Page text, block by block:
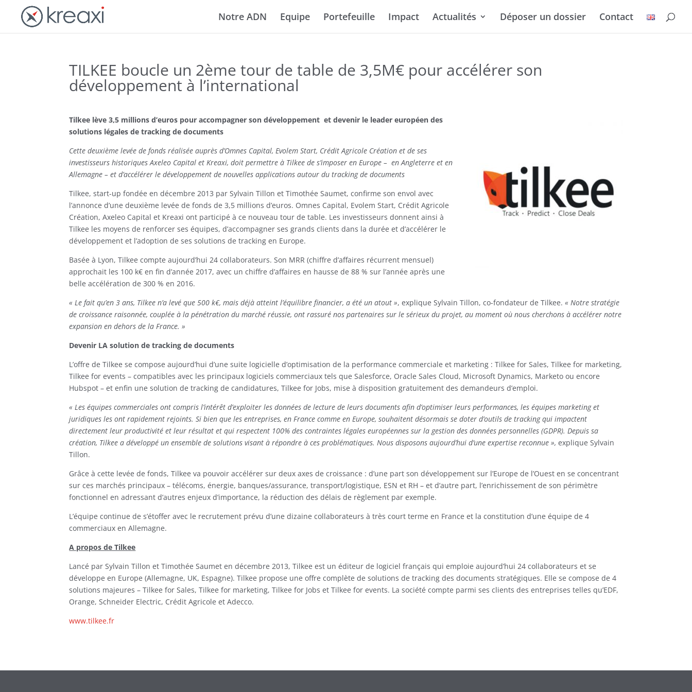
Notre ADN Equipe Portefeuille Impact Actualités Déposer un dossier Contact
TILKEE boucle un 2ème tour de table de 3,5M€ pour accélérer son
développement à l’international
Tilkee lève 3,5 millions d’euros pour accompagner son développement et devenir le leader européen des
solutions légales de tracking de documents
Cette deuxième levée de fonds réalisée auprès d’Omnes Capital, Evolem Start, Crédit Agricole Création et de ses
investisseurs historiques Axeleo Capital et Kreaxi, doit permettre à Tilkee de s’imposer en Europe – en Angleterre et en
Allemagne – et d’accélérer le développement de nouvelles applications autour du tracking de documents
Tilkee, start-up fondée en décembre 2013 par Sylvain Tillon et Timothée Saumet, confirme son envol avec
l’annonce d’une deuxième levée de fonds de 3,5 millions d’euros. Omnes Capital, Evolem Start, Crédit Agricole
Création, Axeleo Capital et Kreaxi ont participé à ce nouveau tour de table. Les investisseurs donnent ainsi à
Tilkee les moyens de renforcer ses équipes, d’accompagner ses grands clients dans la durée et d’accélérer le
développement et l’adoption de ses solutions de tracking en Europe.
Basée à Lyon, Tilkee compte aujourd’hui 24 collaborateurs. Son MRR (chiffre d’affaires récurrent mensuel)
approchait les 100 k€ en fin d’année 2017, avec un chiffre d’affaires en hausse de 88 % sur l’année après une
belle accélération de 300 % en 2016.
« Le fait qu’en 3 ans, Tilkee n’a levé que 500 k€, mais déjà atteint l’équilibre financier, a été un atout », explique Sylvain Tillon, co-fondateur de Tilkee.« Notre stratégie
de croissance raisonnée, couplée à la pénétration du marché réussie, ont rassuré nos partenaires sur le sérieux du projet, au moment où nous cherchons à accélérer notre
expansion en dehors de la France. »
Devenir LA solution de tracking de documents
L’offre de Tilkee se compose aujourd’hui d’une suite logicielle d’optimisation de la performance commerciale et marketing : Tilkee for Sales, Tilkee for marketing,
Tilkee for events – compatibles avec les principaux logiciels commerciaux tels que Salesforce, Oracle Sales Cloud, Microsoft Dynamics, Marketo ou encore
Hubspot – et enfin une solution de tracking de candidatures, Tilkee for Jobs, mise à disposition gratuitement des demandeurs d’emploi.
« Les équipes commerciales ont compris l’intérêt d’exploiter les données de lecture de leurs documents afin d’optimiser leurs performances, les équipes marketing et
juridiques les ont rapidement rejoints. Si bien que les entreprises, en France comme en Europe, souhaitent désormais se doter d’outils de tracking qui impactent
directement leur productivité et leur résultat et qui respectent 100% des contraintes légales européennes sur la gestion des données personnelles (GDPR). Depuis sa
création, Tilkee a développé un ensemble de solutions visant à répondre à ces problématiques. Nous disposons aujourd’hui d’une expertise reconnue »,explique Sylvain
Tillon.
Grâce à cette levée de fonds, Tilkee va pouvoir accélérer sur deux axes de croissance : d’une part son développement sur l’Europe de l’Ouest en se concentrant
sur ces marchés principaux – télécoms, énergie, banques/assurance, transport/logistique, ESN et RH – et d’autre part, l’enrichissement de son périmètre
fonctionnel en adressant d’autres enjeux d’importance, la réduction des délais de règlement par exemple.
L’équipe continue de s’étoffer avec le recrutement prévu d’une dizaine collaborateurs à très court terme en France et la constitution d’une équipe de 4
commerciaux en Allemagne.
A propos de Tilkee
Lancé par Sylvain Tillon et Timothée Saumet en décembre 2013, Tilkee est un éditeur de logiciel français qui emploie aujourd’hui 24 collaborateurs et se
développe en Europe (Allemagne, UK, Espagne). Tilkee propose une offre complète de solutions de tracking des documents stratégiques. Elle se compose de 4
solutions majeures – Tilkee for Sales, Tilkee for marketing, Tilkee for Jobs et Tilkee for events. La société compte parmi ses clients des entreprises telles qu’EDF,
Orange, Schneider Electric, Crédit Agricole et Adecco.
www.tilkee.fr